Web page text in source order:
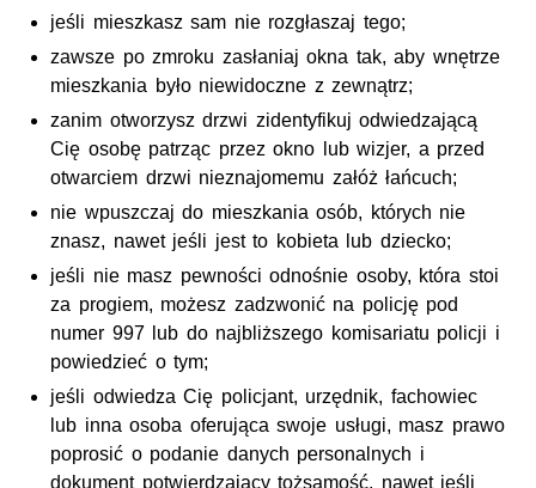
jeśli mieszkasz sam nie rozgłaszaj tego;
zawsze po zmroku zasłaniaj okna tak, aby wnętrze
mieszkania było niewidoczne z zewnątrz;
zanim otworzysz drzwi zidentyfikuj odwiedzającą
Cię osobę patrząc przez okno lub wizjer, a przed
otwarciem drzwi nieznajomemu załóż łańcuch;
nie wpuszczaj do mieszkania osób, których nie
znasz, nawet jeśli jest to kobieta lub dziecko;
jeśli nie masz pewności odnośnie osoby, która stoi
za progiem, możesz zadzwonić na policję pod
numer 997 lub do najbliższego komisariatu policji i
powiedzieć o tym;
jeśli odwiedza Cię policjant, urzędnik, fachowiec
lub inna osoba oferująca swoje usługi, masz prawo
poprosić o podanie danych personalnych i
dokument potwierdzający tożsamość, nawet jeśli